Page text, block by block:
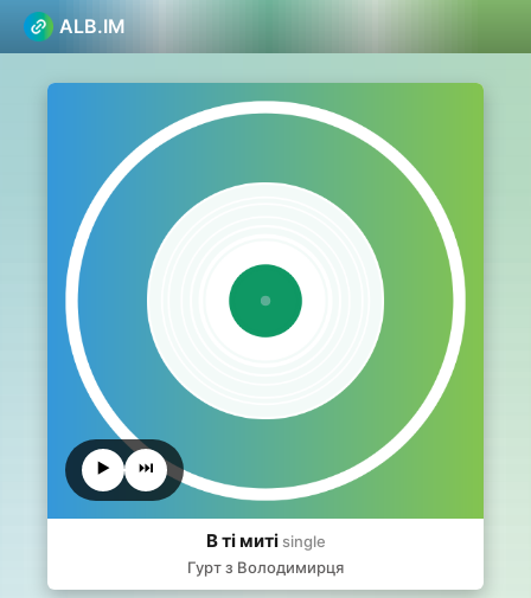
ALB.IM
▶️ ⏭
В ті митіsingle
Гурт з Володимирця